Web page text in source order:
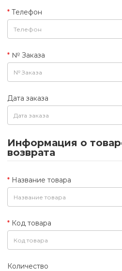
Телефон
№ Заказа
Дата заказа
Информация о
возврата
Название товара
Код товара
Количество